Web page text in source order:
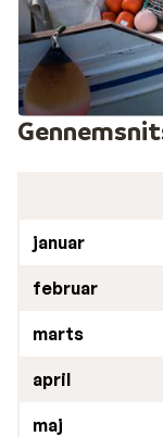
januar
februar
marts
april
maj